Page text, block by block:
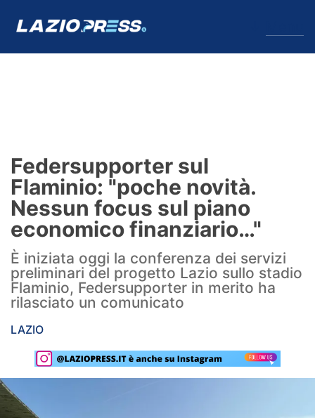
Formello
Infortuni
Primavera
Calciomercato
Lazio Women
Rassegna Lazio
Social
Calcio
Federsupporter sul
Flaminio: "poche novità.
Nessun focus sul piano
economico finanziario…"
È iniziata oggi la conferenza dei servizi
preliminari del progetto Lazio sullo stadio
Flaminio, Federsupporter in merito ha
rilasciato un comunicato
LAZIO